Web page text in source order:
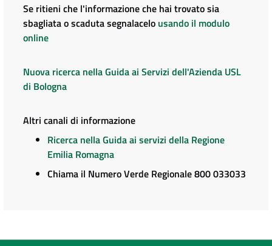
Se ritieni che l'informazione che hai trovato sia
sbagliata o scaduta segnalacelo usando il modulo
online
Nuova ricerca nella Guida ai Servizi dell'Azienda USL
di Bologna
Altri canali di informazione
Ricerca nella Guida ai servizi della Regione
Emilia Romagna
Chiama il Numero Verde Regionale 800 033033